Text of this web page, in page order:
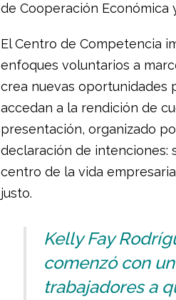
de Cooperación Económica
El Centro de Competencia
enfoques voluntarios a
crea nuevas oportunidades
accedan a la rendición de
presentación, organizado
declaración de intenciones:
centro de la vida
justo.
Kelly Fay
comenzó con
trabajadores a